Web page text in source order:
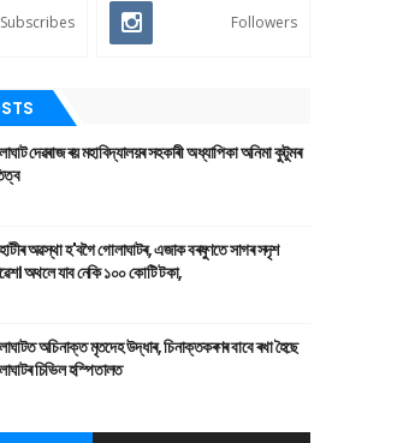
Subscribes Followers
দেৱৰাজ ৰয় মহাবিদ্যালয়ৰ সহকাৰী অধ্যাপিকা অনিমা কুটুমৰ
অৱস্থা হ'বগৈ গোলাঘাটৰ, এজাক বৰষুণতে সাগৰ সদৃশ
অথলে যাব নেকি ১০০ কোটি টকা,
অচিনাক্ত মৃতদেহ উদ্ধাৰ, চিনাক্তকৰণৰ বাবে ৰখা হৈছে
চিভিল হস্পিতালত